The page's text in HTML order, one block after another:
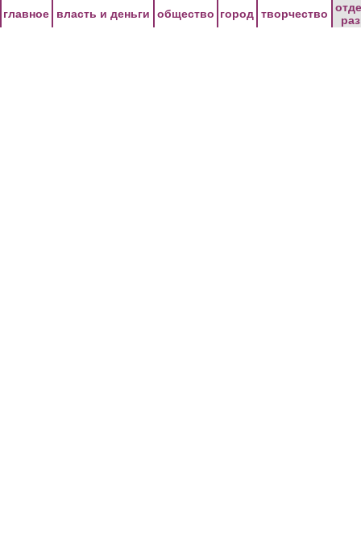
главное власть и деньги общество город творчество